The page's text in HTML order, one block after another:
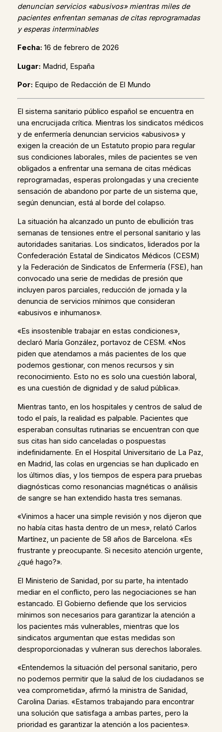
denuncian servicios «abusivos» mientras miles de
pacientes enfrentan semanas de citas reprogramadas
y esperas interminables
Fecha: 16 de febrero de 2026
Lugar: Madrid, España
Por: Equipo de Redacción de El Mundo
El sistema sanitario público español se encuentra en
una encrucijada crítica. Mientras los sindicatos médicos
y de enfermería denuncian servicios «abusivos» y
exigen la creación de un Estatuto propio para regular
sus condiciones laborales, miles de pacientes se ven
obligados a enfrentar una semana de citas médicas
reprogramadas, esperas prolongadas y una creciente
sensación de abandono por parte de un sistema que,
según denuncian, está al borde del colapso.
La situación ha alcanzado un punto de ebullición tras
semanas de tensiones entre el personal sanitario y las
autoridades sanitarias. Los sindicatos, liderados por la
Confederación Estatal de Sindicatos Médicos (CESM)
y la Federación de Sindicatos de Enfermería (FSE), han
convocado una serie de medidas de presión que
incluyen paros parciales, reducción de jornada y la
denuncia de servicios mínimos que consideran
«abusivos e inhumanos».
«Es insostenible trabajar en estas condiciones»,
declaró María González, portavoz de CESM. «Nos
piden que atendamos a más pacientes de los que
podemos gestionar, con menos recursos y sin
reconocimiento. Esto no es solo una cuestión laboral,
es una cuestión de dignidad y de salud pública».
Mientras tanto, en los hospitales y centros de salud de
todo el país, la realidad es palpable. Pacientes que
esperaban consultas rutinarias se encuentran con que
sus citas han sido canceladas o pospuestas
indefinidamente. En el Hospital Universitario de La Paz,
en Madrid, las colas en urgencias se han duplicado en
los últimos días, y los tiempos de espera para pruebas
diagnósticas como resonancias magnéticas o análisis
de sangre se han extendido hasta tres semanas.
«Vinimos a hacer una simple revisión y nos dijeron que
no había citas hasta dentro de un mes», relató Carlos
Martínez, un paciente de 58 años de Barcelona. «Es
frustrante y preocupante. Si necesito atención urgente,
¿qué hago?».
El Ministerio de Sanidad, por su parte, ha intentado
mediar en el conflicto, pero las negociaciones se han
estancado. El Gobierno defiende que los servicios
mínimos son necesarios para garantizar la atención a
los pacientes más vulnerables, mientras que los
sindicatos argumentan que estas medidas son
desproporcionadas y vulneran sus derechos laborales.
«Entendemos la situación del personal sanitario, pero
no podemos permitir que la salud de los ciudadanos se
vea comprometida», afirmó la ministra de Sanidad,
Carolina Darias. «Estamos trabajando para encontrar
una solución que satisfaga a ambas partes, pero la
prioridad es garantizar la atención a los pacientes».